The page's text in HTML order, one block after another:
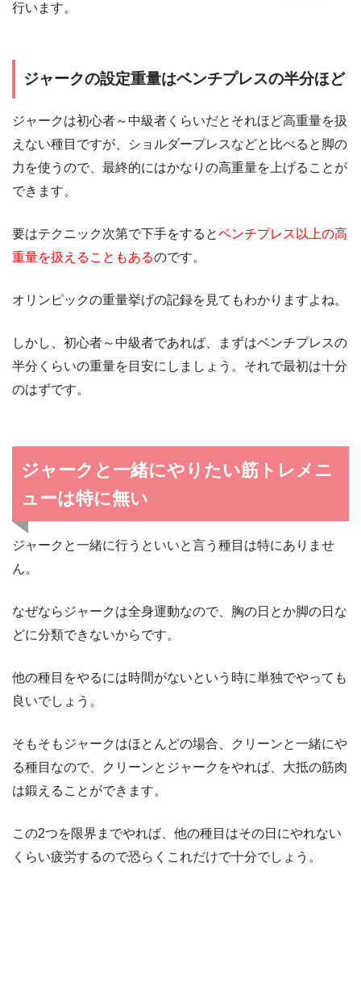
行います。
ジャークの設定重量はベンチプレスの半分ほど
ジャークは初心者～中級者くらいだとそれほど高重量を扱
えない種目ですが、ショルダープレスなどと比べると脚の
力を使うので、最終的にはかなりの高重量を上げることが
できます。
要はテクニック次第で下手をするとベンチプレス以上の高
重量を扱えることもあるのです。
オリンピックの重量挙げの記録を見てもわかりますよね。
しかし、初心者～中級者であれば、まずはベンチプレスの
半分くらいの重量を目安にしましょう。それで最初は十分
のはずです。
ジャークと一緒にやりたい筋トレメニ
ューは特に無い
ジャークと一緒に行うといいと言う種目は特にありませ
ん。
なぜならジャークは全身運動なので、胸の日とか脚の日な
どに分類できないからです。
他の種目をやるには時間がないという時に単独でやっても
良いでしょう。
そもそもジャークはほとんどの場合、クリーンと一緒にや
る種目なので、クリーンとジャークをやれば、大抵の筋肉
は鍛えることができます。
この2つを限界までやれば、他の種目はその日にやれない
くらい疲労するので恐らくこれだけで十分でしょう。